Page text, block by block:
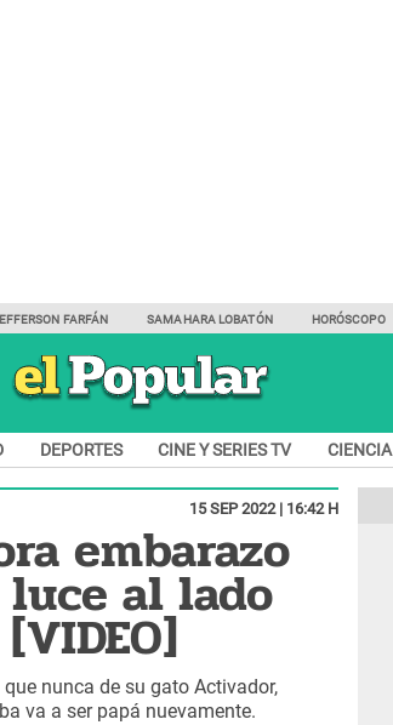
FARFÁN SAMAHARA LOBATÓN HORÓSCOPO
DEPORTES CINE Y SERIES TV CIENCIA
15 SEP 2022 | 16:42 H
embarazo
al lado
nunca de su gato Activador,
va a ser papá nuevamente.